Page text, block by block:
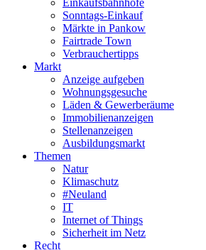
Einkaufsbahnhöfe
Sonntags-Einkauf
Märkte in Pankow
Fairtrade Town
Verbrauchertipps
Markt
Anzeige aufgeben
Wohnungsgesuche
Läden & Gewerberäume
Immobilienanzeigen
Stellenanzeigen
Ausbildungsmarkt
Themen
Natur
Klimaschutz
#Neuland
IT
Internet of Things
Sicherheit im Netz
Recht